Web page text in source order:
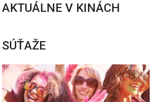
AKTUÁLNE V KINÁCH
SÚŤAŽE